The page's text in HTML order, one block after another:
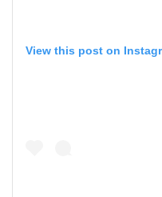
View this post on